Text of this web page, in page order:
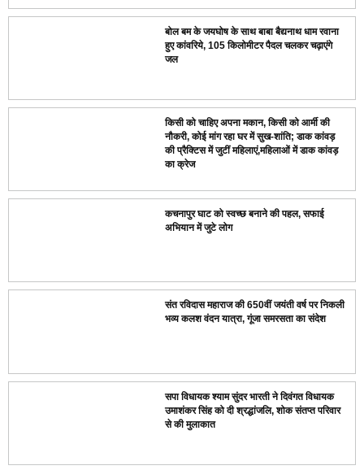
बोल बम के जयघोष के साथ बाबा बैद्यनाथ धाम रवाना
हुए कांवरिये, 105 किलोमीटर पैदल चलकर चढ़ाएंगे
जल
किसी को चाहिए अपना मकान, किसी को आर्मी की
नौकरी, कोई मांग रहा घर में सुख-शांति; डाक कांवड़
की प्रैक्टिस में जुटीं महिलाएं,महिलाओं में डाक कांवड़
का क्रेज
कचनापुर घाट को स्वच्छ बनाने की पहल, सफाई
अभियान में जुटे लोग
संत रविदास महाराज की 650वीं जयंती वर्ष पर निकली
भव्य कलश वंदन यात्रा, गूंजा समरसता का संदेश
सपा विधायक श्याम सुंदर भारती ने दिवंगत विधायक
उमाशंकर सिंह को दी श्रद्धांजलि, शोक संतप्त परिवार
से की मुलाकात